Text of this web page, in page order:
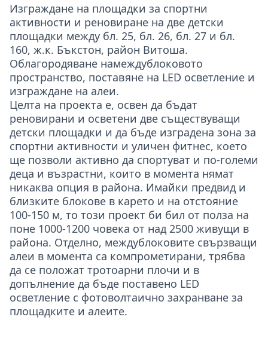
Изграждане на площадки за спортни
активности и реновиране на две детски
площадки между бл. 25, бл. 26, бл. 27 и бл.
160, ж.к. Бъкстон, район Витоша.
Облагородяване намеждублоковото
пространство, поставяне на LED осветление и
изграждане на алеи.
Целта на проекта е, освен да бъдат
реновирани и осветени две съществуващи
детски площадки и да бъде изградена зона за
спортни активности и уличен фитнес, което
ще позволи активно да спортуват и по-големи
деца и възрастни, които в момента нямат
никаква опция в района. Имайки предвид и
близките блокове в карето и на отстояние
100-150 м, то този проект би бил от полза на
поне 1000-1200 човека от над 2500 живущи в
района. Отделно, междублоковите свързващи
алеи в момента са компрометирани, трябва
да се положат тротоарни плочи и в
допълнение да бъде поставено LED
осветление с фотоволтаично захранване за
площадките и алеите.